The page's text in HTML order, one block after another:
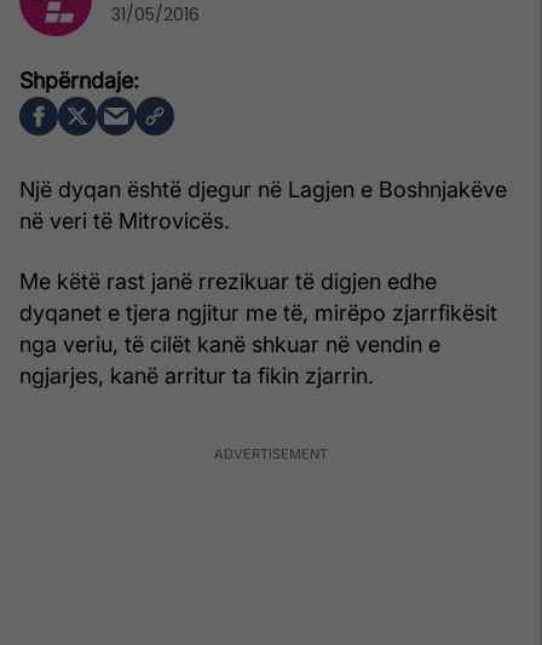
Një dyqan është djegur në Lagjen e Boshnjakëve
në veri të Mitrovicës.
Me këtë rast janë rrezikuar të digjen edhe
dyqanet e tjera ngjitur me të, mirëpo zjarrfikësit
nga veriu, të cilët kanë shkuar në vendin e
ngjarjes, kanë arritur ta fikin zjarrin.
31/05/2016